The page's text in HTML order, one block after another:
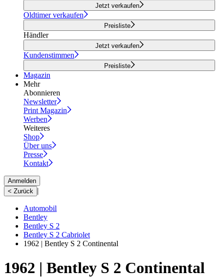
Jetzt verkaufen
Oldtimer verkaufen
Preisliste
Händler
Jetzt verkaufen
Kundenstimmen
Preisliste
Magazin
Mehr
Abonnieren
Newsletter
Print Magazin
Werben
Weiteres
Shop
Über uns
Presse
Kontakt
Anmelden
< Zurück |
Automobil
Bentley
Bentley S 2
Bentley S 2 Cabriolet
1962 | Bentley S 2 Continental
1962 | Bentley S 2 Continental